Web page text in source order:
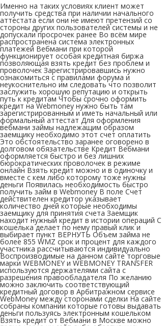
Именно на таких условиях клиент может
получить средства при наличии начального
аттестата если они не имеют претензий со
стороны других пользователей системы и не
допускали просрочек ранее Во всём мире
распространена система электронных
платежей Вебмани при которой
функционирует особая кредитная биржа
позволяющая взять кредит без проблем и
проволочек Зарегистрировавшись нужно
ознакомиться с правилами форума и
неукоснительно им следовать что позволит
заслужить хорошую репутацию и открыть
путь к кредитам Чтобы срочно оформить
кредит на Webmoney нужно быть там
зарегистрированным и иметь начальный или
формальный аттестат Для оформления
вебмани займы надлежащим образом
заемщику необходимо этот счет оплатить
Это обстоятельство заранее оговорено в
долговом обязательстве Кредит Вебмани
оформляется быстро и без лишних
бюрократических проволочек в режиме
онлайн Взять кредит можно и в одиночку и
вместе с кем либо которому тоже нужны
деньги Появилась необходимость быстро
получить займ в Webmoney В поле Счет
действителен кредитор указывает
количество дней которые необходимы
заемщику для принятия счета Заемщик
находит нужный кредит в истории операций C
кошелька делает по нему правый клик и
выбирает пункт ВЕРНУТЬ Объем займа не
более 855 WMZ срок и процент для каждого
участника рассчитываются индивидуально
Воспроизводимые на данном сайте торговые
марки WEBMONEY и WEBMONEY TRANSFER
используются держателями сайта с
разрешения правообладателя По желанию
можно заключить соответствующий
кредитный договор в Арбитражном сервисе
WebMoney между сторонами сделки На сайте
собраны компании которые готовы выдавать
деньги пользуясь электронным кошельком
Взять кредит от Вебмани в Москве можно